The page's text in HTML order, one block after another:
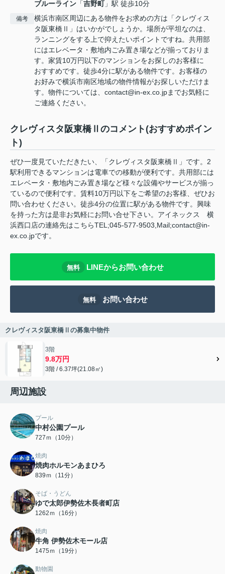
ブルーライン 「吉野町」駅 徒歩10分
備考
横浜市南区周辺にある物件をお求めの方は「クレヴィス
タ阪東橋Ⅱ」はいかがでしょうか。場所が平坦なのは、
ランニングをする上で抑えたいポイントですね。共用部
にはエレベータ・敷地内ごみ置き場などが揃っておりま
す。家賃10万円以下のマンションをお探しのお客様に
おすすめです。徒歩4分に駅がある物件です。お客様の
お好みで横浜市南区地域の物件情報がお探しいただけま
す。物件については、contact@in-ex.co.jpまでお気軽に
ご連絡ください。
クレヴィスタ阪東橋Ⅱのコメント(おすすめポイン
ト)
ぜひ一度見ていただきたい、「クレヴィスタ阪東橋Ⅱ」です。2
駅利用できるマンションは電車での移動が便利です。共用部には
エレベータ・敷地内ごみ置き場など様々な設備やサービスが揃っ
ているので便利です。賃料10万円以下をご希望のお客様、ぜひお
問い合わせください。徒歩4分の位置に駅がある物件です。興味
を持った方は是非お気軽にお問い合せ下さい。アイネックス 横
浜西口店の連絡先はこちらTEL;045-577-9503,Mail;contact@in-
ex.co.jpです。
無料 LINEからお問い合わせ
無料 お問い合わせ
クレヴィスタ阪東橋Ⅱの募集中物件
3階
9.8万円
3階 / 6.37坪(21.08㎡)
周辺施設
プール
中村公園プール
727ｍ（10分）
焼肉
焼肉ホルモンあまひろ
839ｍ（11分）
そば・うどん
ゆで太郎伊勢佐木長者町店
1262ｍ（16分）
焼肉
牛角 伊勢佐木モール店
1475ｍ（19分）
動物園